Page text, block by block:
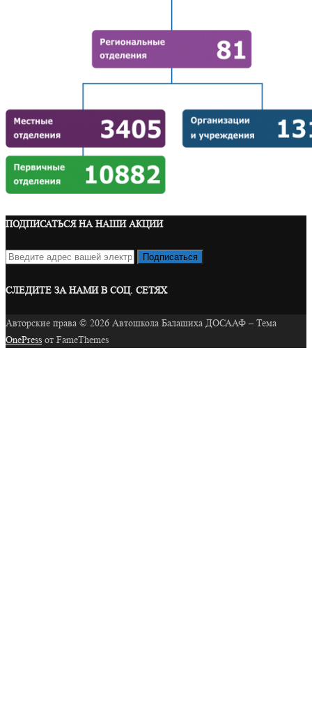
ПОДПИСАТЬСЯ НА НАШИ АКЦИИ
СЛЕДИТЕ ЗА НАМИ В СОЦ. СЕТЯХ
Авторские права © 2026 Автошкола Балашиха ДОСААФ – Тема
OnePress от FameThemes